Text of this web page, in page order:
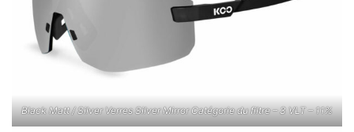
Black Matt / Silver Verres Silver Mirror Catégorie du filtre – 3 VLT – 11%